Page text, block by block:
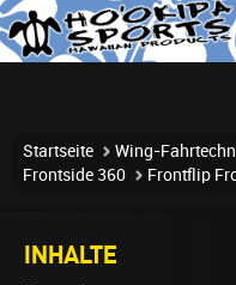
Startseite Wing-
Frontside 360
Frontflip
INHALTE